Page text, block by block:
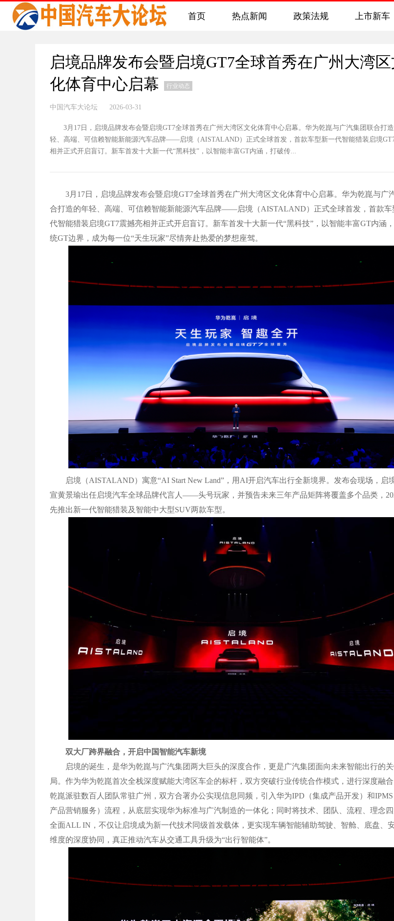
首页 热点新闻 政策法规 上市新车
启境品牌发布会暨启境GT7全球首秀在广州大湾区
化体育中心启幕
行业动态
中国汽车大论坛 2026-03-31
3月17日，启境品牌发布会暨启境GT7全球首秀在广州大湾区文化体育中心启幕。华为乾崑与广汽集团联合打
轻、高端、可信赖智能新能源汽车品牌——启境（AISTALAND）正式全球首发，首款车型新一代智能猎装启境
相并正式开启盲订。新车首发十大新⼀代“黑科技”，以智能丰富GT内涵，打破传...
3月17日，启境品牌发布会暨启境GT7全球首秀在广州大湾区文化体育中心启幕。华为乾崑与广
合打造的年轻、高端、可信赖智能新能源汽车品牌——启境（AISTALAND）正式全球首发，首款车
代智能猎装启境GT7震撼亮相并正式开启盲订。新车首发十大新⼀代“黑科技”，以智能丰富GT内涵
统GT边界，成为每一位“天生玩家”尽情奔赴热爱的梦想座驾。
启境（AISTALAND）寓意“AI Start New Land”，用AI开启汽车出行全新境界。发布会现场，启
宣黄景瑜出任启境汽车全球品牌代言人——头号玩家，并预告未来三年产品矩阵将覆盖多个品类，
先推出新一代智能猎装及智能中大型SUV两款车型。
双大厂跨界融合，开启中国智能汽车新境
启境的诞生，是华为乾崑与广汽集团两大巨头的深度合作，更是广汽集团面向未来智能出行的
局。作为华为乾崑首次全栈深度赋能大湾区车企的标杆，双方突破行业传统合作模式，进行深度融
乾崑派驻数百人团队常驻广州，双方合署办公实现信息同频，引入华为IPD（集成产品开发）和
产品营销服务）流程，从底层实现华为标准与广汽制造的一体化；同时将技术、团队、流程、理念
全面ALL IN，不仅让启境成为新一代技术同级首发载体，更实现车辆智能辅助驾驶、智舱、底盘、
维度的深度协同，真正推动汽车从交通工具升级为“出行智能体”。